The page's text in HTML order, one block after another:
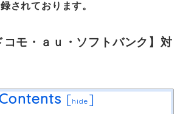
されております。
モ・ａｕ・ソフトバンク】対
[hide ]